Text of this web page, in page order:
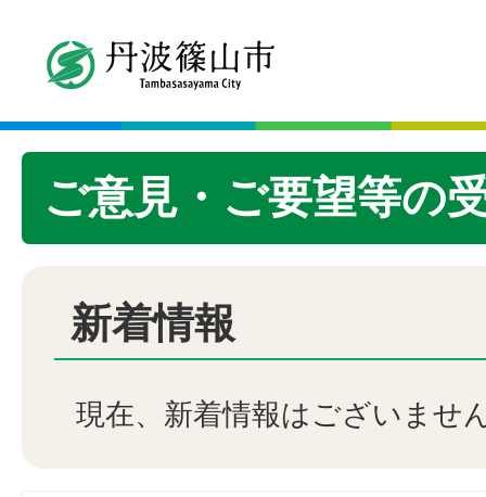
ご意見・ご要望等の
新着情報
現在、新着情報はございませ